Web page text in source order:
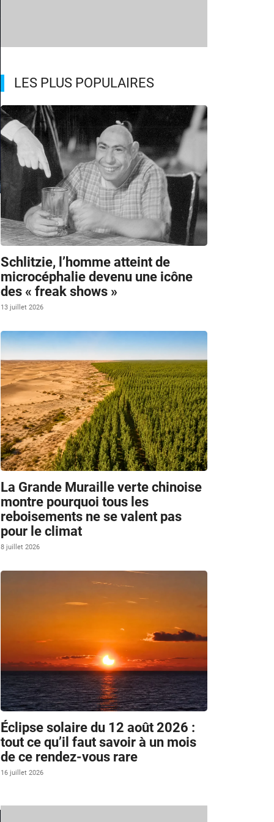
LES PLUS POPULAIRES
Schlitzie, l’homme atteint de
microcéphalie devenu une icône
des « freak shows »
13 juillet 2026
La Grande Muraille verte chinoise
montre pourquoi tous les
reboisements ne se valent pas
pour le climat
8 juillet 2026
Éclipse solaire du 12 août 2026 :
tout ce qu’il faut savoir à un mois
de ce rendez-vous rare
16 juillet 2026